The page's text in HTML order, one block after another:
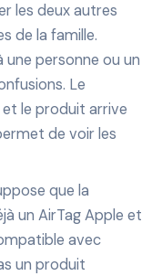
les deux autres
de la famille.
personne ou un
Le
et le produit arrive
de voir les
que la
un AirTag Apple et
avec
un produit